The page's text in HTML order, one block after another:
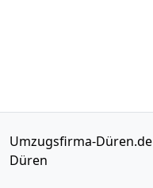
Umzugsfirma-Düren.de
Düren